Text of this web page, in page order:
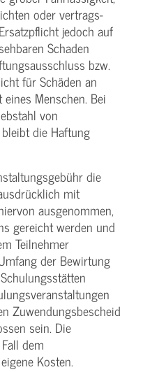
oder vertrags­
jedoch auf
Schaden
bzw.
für Schäden an
Menschen. Bei
von
die Haftung
die
mit
ausgenommen,
gereicht werden und
Teilnehmer
der Bewirtung
Zuwendungs­bescheid
sein. Die
dem
Kosten.